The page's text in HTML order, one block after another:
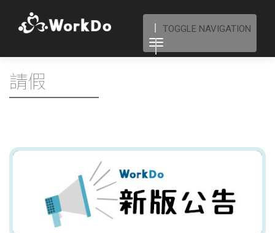
TOGGLE NAVIGATION
請假